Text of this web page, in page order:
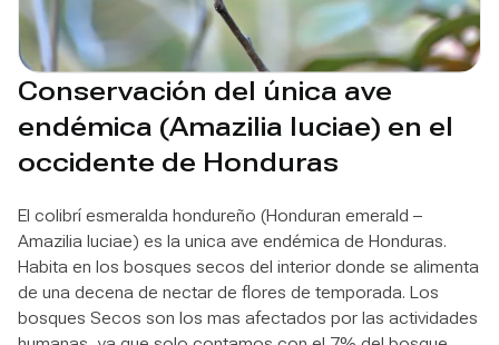
Conservación del única ave
endémica (Amazilia luciae) en el
occidente de Honduras
El colibrí esmeralda hondureño (Honduran emerald –
Amazilia luciae) es la unica ave endémica de Honduras.
Habita en los bosques secos del interior donde se alimenta
de una decena de nectar de flores de temporada. Los
bosques Secos son los mas afectados por las actividades